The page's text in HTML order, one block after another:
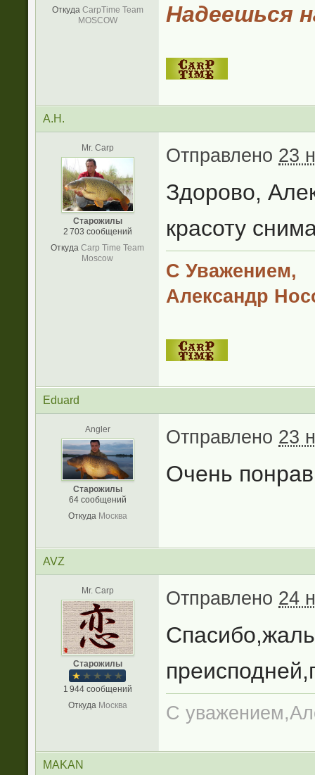
Откуда CarpTime Team
MOSCOW
Надеешься
А.Н.
Mr. Carp
Старожилы
2 703 сообщений
Откуда Carp Time Team
Moscow
Отправлено 23
Здорово,
красоту
С Уважением,
Александр
Eduard
Angler
Старожилы
64 сообщений
Откуда Москва
Отправлено 23
Очень
AVZ
Mr. Carp
Старожилы
1 944 сообщений
Откуда Москва
Отправлено 24
С
MAKAN